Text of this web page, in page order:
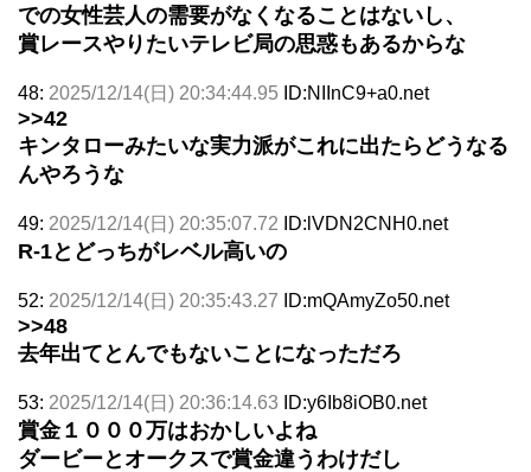
での女性芸人の需要がなくなることはないし、
賞レースやりたいテレビ局の思惑もあるからな
48: 2025/12/14(日) 20:34:44.95 ID:NIInC9+a0.net
>>42
キンタローみたいな実力派がこれに出たらどうなる
んやろうな
49: 2025/12/14(日) 20:35:07.72 ID:lVDN2CNH0.net
R-1とどっちがレベル高いの
52: 2025/12/14(日) 20:35:43.27 ID:mQAmyZo50.net
>>48
去年出てとんでもないことになっただろ
53: 2025/12/14(日) 20:36:14.63 ID:y6Ib8iOB0.net
賞金１０００万はおかしいよね
ダービーとオークスで賞金違うわけだし